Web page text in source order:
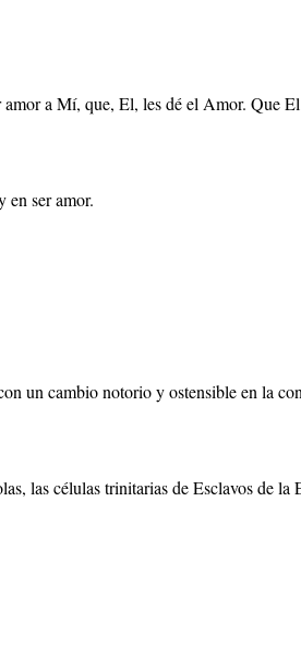
a Mí, que, El, les dé el Amor. Que
en ser amor.
un cambio notorio y ostensible en la
las células trinitarias de Esclavos de la